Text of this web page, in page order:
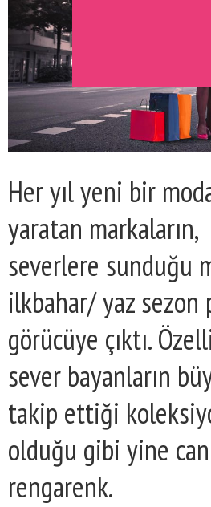
Her yıl yeni bir
yaratan markaların,
severlere sunduğu
ilkbahar/ yaz sezon
görücüye çıktı.
sever bayanların
takip ettiği
olduğu gibi yine
rengarenk.